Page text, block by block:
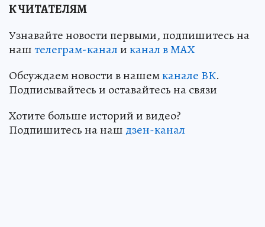
К ЧИТАТЕЛЯМ
Узнавайте новости первыми, подпишитесь на
наштелеграм-каналиканал в МАХ
Обсуждаем новости в нашемканале ВК.
Подписывайтесь и оставайтесь на связи
Хотите больше историй и видео?
Подпишитесь на наш дзен-канал